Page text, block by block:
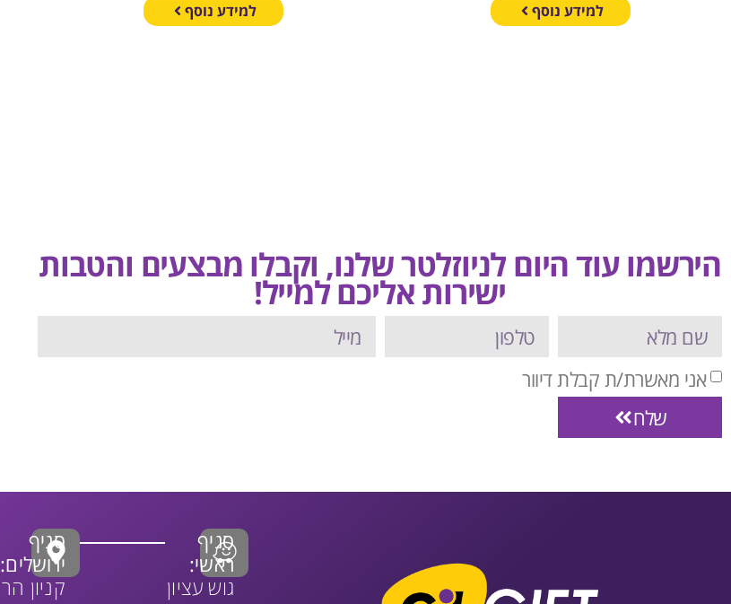
למידע נוסף למידע נוסף
הירשמו עוד היום לניוזלטר שלנו, וקבלו מבצעים והטבות
ישירות אליכם למייל!
אני מאשרת/ת קבלת דיוור
שלח
סניף
ראשי:
גוש עציון
סניף
ירושלים:
קניון הר